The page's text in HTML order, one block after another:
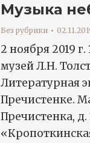
Музыка
Без рубрики
2 ноября 2019
музей Л.Н.
Литературная
Пречистенке.
Пречистенка, д.